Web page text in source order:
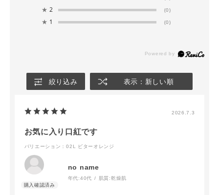
★ 2 (0)
★ 1 (0)
絞り込み 表示：新しい順
2026.7.3
お気に入り口紅です
バリエーション：02L ビターオレンジ
no name
年代:40代 肌質:乾燥肌